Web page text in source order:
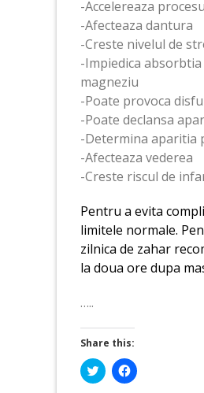
-Accelereaza
-Afecteaza dantura
-Creste nivelul de
-Impiedica
magneziu
-Poate provoca
-Poate declansa
-Determina aparitia
-Afecteaza vederea
-Creste riscul de
Pentru a evita
limitele normale.
zilnica de zahar
la doua ore dupa
…..
Share this:
Click
to
Click
to